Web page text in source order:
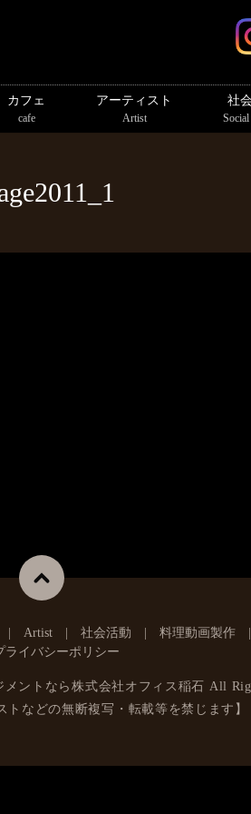
カフェ
cafe
アーティスト
Artist
社
Artist 社会活動 料理動画製作
ライバシーポリシー
ントなら株式会社オフィス稲石 All
トなどの無断複写・転載等を禁じます】